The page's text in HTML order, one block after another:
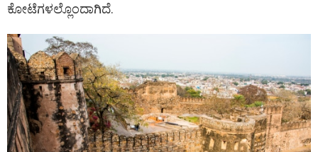
ಕೋಟೆಗಳಲ್ಲೊಂದಾಗಿದೆ.